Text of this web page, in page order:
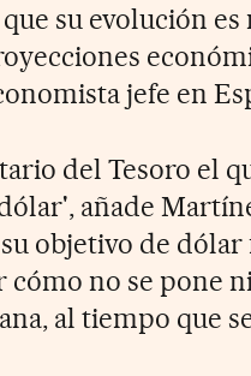
su evolución
jefe en
del Tesoro el
añade
objetivo de dólar
cómo no se pone
al tiempo que